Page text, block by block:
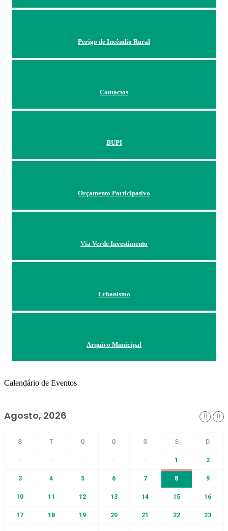
Perigo de Incêndio Rural
Contactos
BUPI
Orçamento Participativo
Via Verde Investimento
Urbanismo
Arquivo Municipal
Calendário de Eventos
Agosto, 2026
- - - - - 1 2
3 4 5 6 7 8 9
10 11 12 13 14 15 16
17 18 19 20 21 22 23